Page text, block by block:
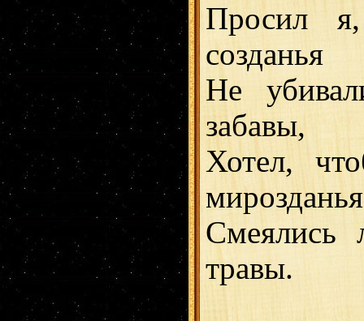
Просил
созданья
Не
забавы,
Хотел,
мирозданья
травы.